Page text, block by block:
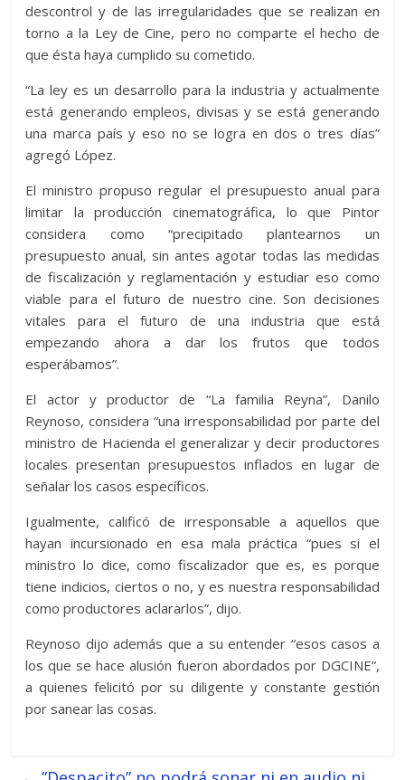
descontrol y de las irregularidades que se realizan en
torno a la Ley de Cine, pero no comparte el hecho de
que ésta haya cumplido su cometido.
“La ley es un desarrollo para la industria y actualmente
está generando empleos, divisas y se está generando
una marca país y eso no se logra en dos o tres días”
agregó López.
El ministro propuso regular el presupuesto anual para
limitar la producción cinematográfica, lo que Pintor
considera como “precipitado plantearnos un
presupuesto anual, sin antes agotar todas las medidas
de fiscalización y reglamentación y estudiar eso como
viable para el futuro de nuestro cine. Son decisiones
vitales para el futuro de una industria que está
empezando ahora a dar los frutos que todos
esperábamos”.
El actor y productor de “La familia Reyna”, Danilo
Reynoso, considera “una irresponsabilidad por parte del
ministro de Hacienda el generalizar y decir productores
locales presentan presupuestos inflados en lugar de
señalar los casos específicos.
Igualmente, calificó de irresponsable a aquellos que
hayan incursionado en esa mala práctica “pues si el
ministro lo dice, como fiscalizador que es, es porque
tiene indicios, ciertos o no, y es nuestra responsabilidad
como productores aclararlos”, dijo.
Reynoso dijo además que a su entender “esos casos a
los que se hace alusión fueron abordados por DGCINE”,
a quienes felicitó por su diligente y constante gestión
por sanear las cosas.